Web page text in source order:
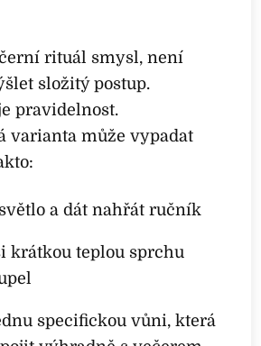
rituál smysl, není
složitý postup.
pravidelnost.
varianta může vypadat
a dát nahřát ručník
krátkou teplou sprchu
specifickou vůni, která